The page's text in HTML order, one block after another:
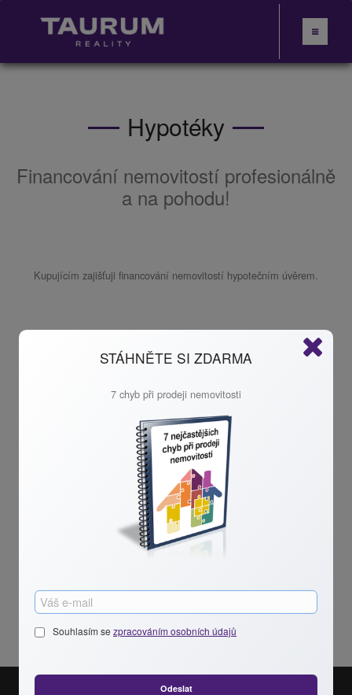
Hypotéky
Financování nemovitostí profesionálně
a na pohodu!
Kupujícím zajišťuji financování nemovitostí hypotečním úvěrem.
1. získám vstupní data od kupujících
3. klientovi předložíme nejelpší nabídku zpravidla od 3 bank
4. kompletně se postaráme o realizaci hypotéky
Bezpečně a pohodlně pro kupující i prodávající.
STÁHNĚTE SI ZDARMA
7 chyb při prodeji nemovitosti
Souhlasím se zpracováním osobních údajů
Odeslat